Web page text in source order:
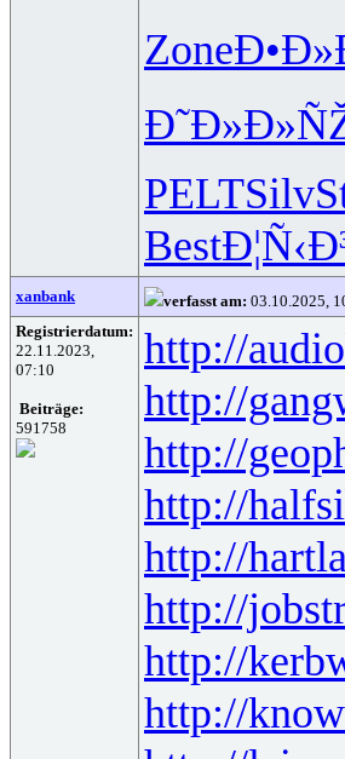
Zone
PELTSilv
Best
xanbank verfasst am: 03.10.2025,
Registrierdatum:
22.11.2023,
07:10
Beiträge:
591758
http://
http://
http://
http://
http://
http://
http://
http://